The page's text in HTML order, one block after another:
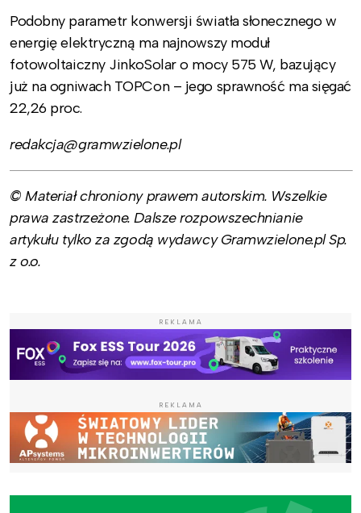
Podobny parametr konwersji światła słonecznego w
energię elektryczną ma najnowszy moduł
fotowoltaiczny JinkoSolar o mocy 575 W, bazujący
już na ogniwach TOPCon – jego sprawność ma sięgać
22,26 proc.
redakcja@gramwzielone.pl
© Materiał chroniony prawem autorskim. Wszelkie
prawa zastrzeżone. Dalsze rozpowszechnianie
artykułu tylko za zgodą wydawcy Gramwzielone.pl Sp.
z o.o.
REKLAMA
REKLAMA